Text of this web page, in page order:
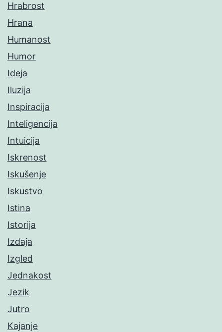
Hrabrost
Hrana
Humanost
Humor
Ideja
Iluzija
Inspiracija
Inteligencija
Intuicija
Iskrenost
Iskušenje
Iskustvo
Istina
Istorija
Izdaja
Izgled
Jednakost
Jezik
Jutro
Kajanje